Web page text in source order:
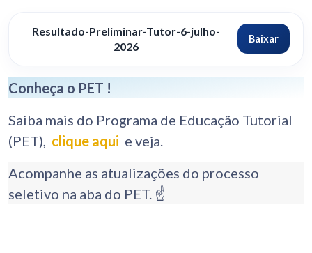
Resultado-Preliminar-Tutor-6-julho-
2026
Baixar
Conheça o PET !
Saiba mais do Programa de Educação Tutorial
(PET), clique aqui e veja.
Acompanhe as atualizações do processo
seletivo na aba do PET. ☝️